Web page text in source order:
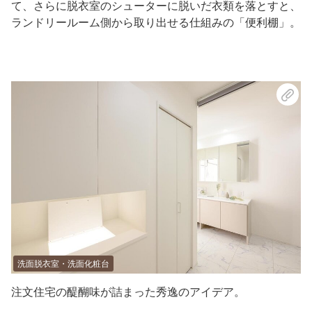
て、さらに脱衣室のシューターに脱いだ衣類を落とすと、
ランドリールーム側から取り出せる仕組みの「便利棚」。
洗面脱衣室・洗面化粧台
注文住宅の醍醐味が詰まった秀逸のアイデア。